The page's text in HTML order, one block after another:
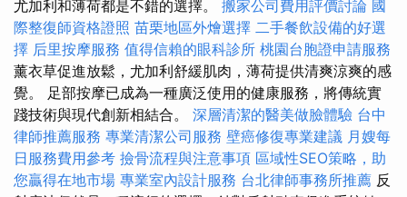
尤加利和薄荷都是不錯的選擇。 搬家公司費用評價討論 國
際整復師資格證照 苗栗地區外燴選擇 二手餐飲設備的好選
擇 后里按摩服務 值得信賴的眼科診所 桃園台胞證申請服務
薰衣草促進放鬆，尤加利舒緩肌肉，薄荷提供清爽涼爽的感
覺。 足部按摩已成為一種廣泛使用的健康服務，將傳統實
踐技術與現代創新相結合。 深層清潔的醫美做臉體驗 台中
律師推薦服務 專業清潔公司服務 壁癌修復專業建議 月嫂每
日服務費用參考 撿骨流程與注意事項 區域性SEO策略，助
您贏得在地市場 專業室內設計服務 台北律師事務所推薦 反